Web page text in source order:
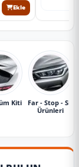
Ekle
Kiti
Far - Stop - Sis
Ürünleri